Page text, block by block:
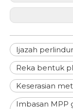
Ijazah
Reka bentuk
Keserasian
Imbasan MPP